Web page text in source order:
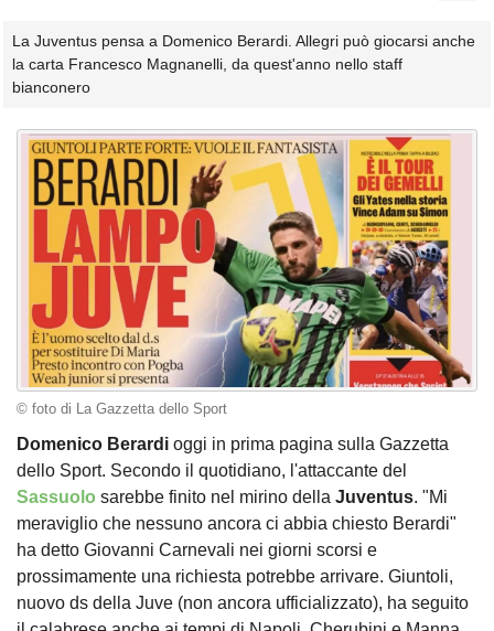
La Juventus pensa a Domenico Berardi. Allegri può giocarsi anche
la carta Francesco Magnanelli, da quest'anno nello staff
bianconero
© foto di La Gazzetta dello Sport
Domenico Berardi oggi in prima pagina sulla Gazzetta
dello Sport. Secondo il quotidiano, l'attaccante del
Sassuolo sarebbe finito nel mirino della Juventus. "Mi
meraviglio che nessuno ancora ci abbia chiesto Berardi"
ha detto Giovanni Carnevali nei giorni scorsi e
prossimamente una richiesta potrebbe arrivare. Giuntoli,
nuovo ds della Juve (non ancora ufficializzato), ha seguito